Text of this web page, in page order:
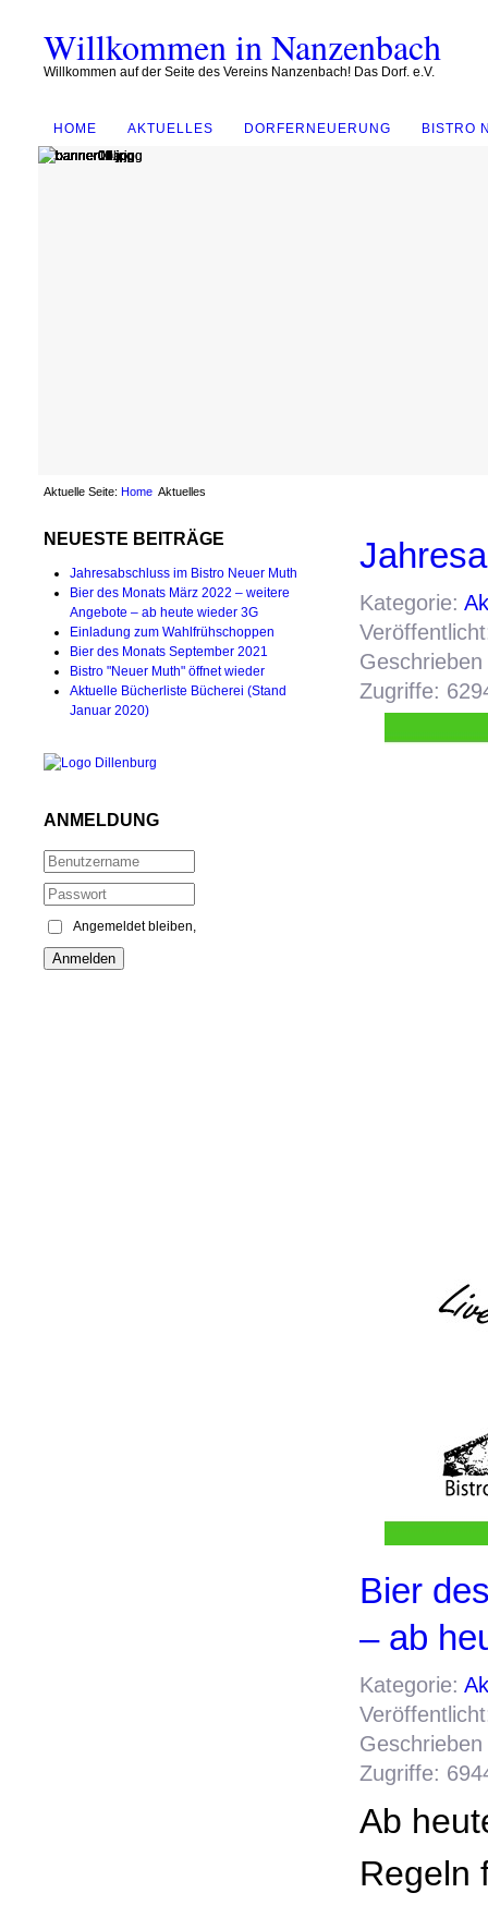
Willkommen in Nanzenbach
Willkommen auf der Seite des Vereins Nanzenbach! Das Dorf. e.V.
HOME AKTUELLES DORFERNEUERUNG BISTRO
Aktuelle Seite: Home Aktuelles
NEUESTE BEITRÄGE
Jahresabschluss im Bistro Neuer Muth
Bier des Monats März 2022 – weitere
Angebote – ab heute wieder 3G
Einladung zum Wahlfrühschoppen
Bier des Monats September 2021
Bistro "Neuer Muth" öffnet wieder
Aktuelle Bücherliste Bücherei (Stand
Januar 2020)
ANMELDUNG
Angemeldet bleiben,
Anmelden
Kategorie:
Zugriffe:
Bier
– ab
Kategorie:
Zugriffe:
Ab
Regeln